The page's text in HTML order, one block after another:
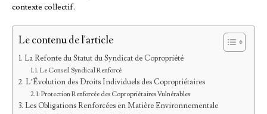
contexte collectif.
Le contenu de l'article
La Refonte du Statut du Syndicat de Copropriété
Le Conseil Syndical Renforcé
L’Évolution des Droits Individuels des Copropriétaires
Protection Renforcée des Copropriétaires Vulnérables
Les Obligations Renforcées en Matière Environnementale